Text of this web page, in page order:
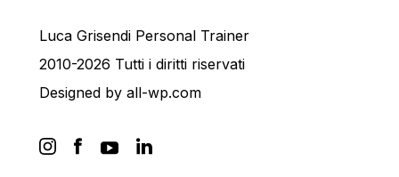
Luca Grisendi Personal Trainer
2010-2026 Tutti i diritti riservati
Designed by all-wp.com